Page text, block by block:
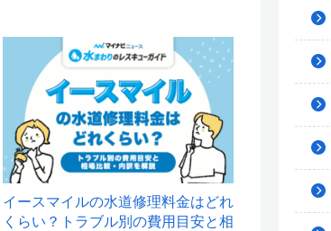
イースマイルの水道修理料金はどれ
くらい？トラブル別の費用目安と相